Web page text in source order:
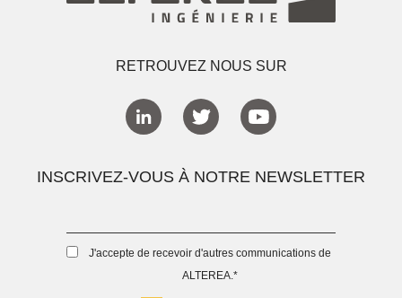
RETROUVEZ NOUS SUR
INSCRIVEZ-VOUS À NOTRE NEWSLETTER
J'accepte de recevoir d'autres communications de
ALTEREA. *